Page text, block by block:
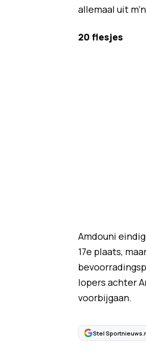
allemaal uit
20 flesjes
Amdouni
17e plaats,
lopers achter
voorbijgaan.
Stel